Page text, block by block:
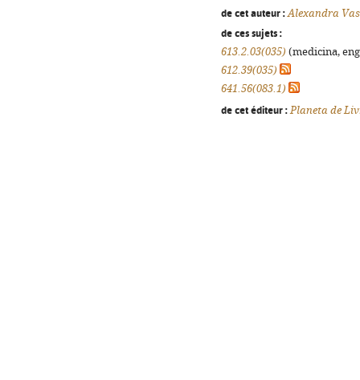
de cet auteur : Alexandra
de ces sujets :
613.2.03(035) (medicina,
612.39(035)
641.56(083.1)
de cet éditeur : Planeta de